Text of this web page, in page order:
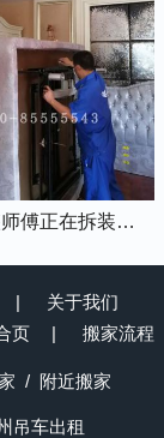
镇康县拆装师傅正在拆装家具
关于我们
页 搬家流程
附近搬家
吊车出租